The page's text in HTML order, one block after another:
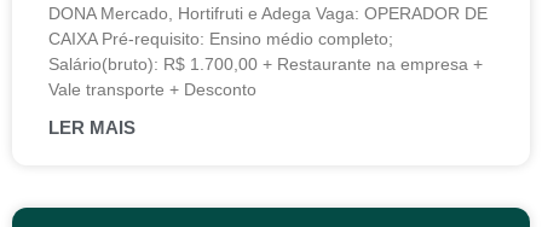
DONA Mercado, Hortifruti e Adega Vaga: OPERADOR DE
CAIXA Pré-requisito: Ensino médio completo;
Salário(bruto): R$ 1.700,00 + Restaurante na empresa +
Vale transporte + Desconto
LER MAIS